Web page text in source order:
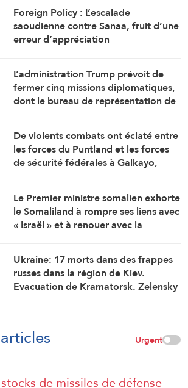
Foreign Policy : L’escalade
saoudienne contre Sanaa, fruit d’une
erreur d’appréciation
L’administration Trump prévoit de
fermer cinq missions diplomatiques,
dont le bureau de représentation de
Cameroun
De violents combats ont éclaté entre
les forces du Puntland et les forces
de sécurité fédérales à Galkayo,
Le Premier ministre somalien exhorte
le Somaliland à rompre ses liens avec
« Israël » et à renouer avec la
Ukraine: 17 morts dans des frappes
russes dans la région de Kiev.
Evacuation de Kramatorsk. Zelensky
Urgent
de missiles de défense